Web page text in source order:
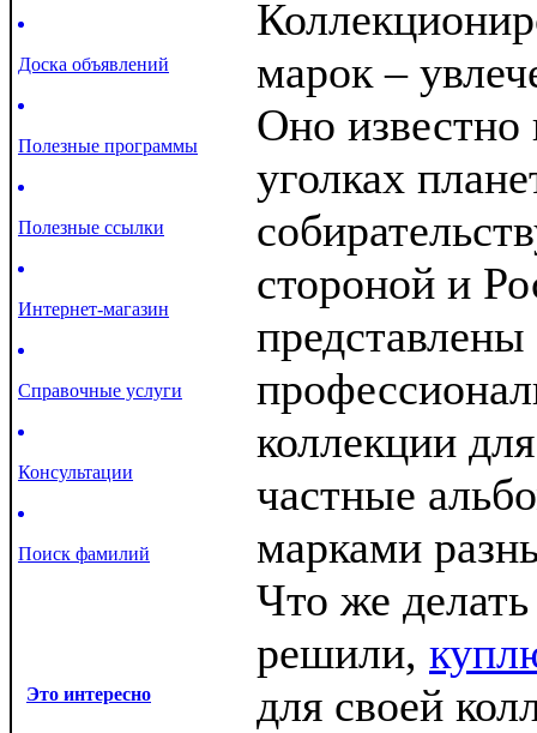
Доска объявлений
Полезные программы
Полезные ссылки
Интернет-магазин
Справочные услуги
Консультации
Поиск фамилий
Это интересно
марок –
Оно известно
уголках
стороной и
представлены
коллекции
частные
марками
Что же
решили,
для своей